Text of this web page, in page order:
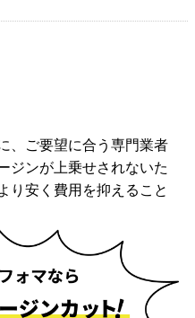
、ご要望に合う専門業者
ジンが上乗せされないた
り安く費用を抑えること